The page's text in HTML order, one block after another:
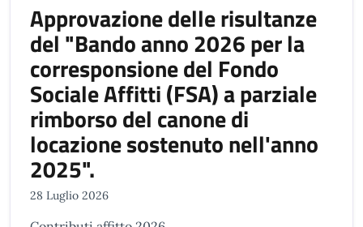
Approvazione delle risultanze
del "Bando anno 2026 per la
corresponsione del Fondo
Sociale Affitti (FSA) a parziale
rimborso del canone di
locazione sostenuto nell'anno
2025".
28 Luglio 2026